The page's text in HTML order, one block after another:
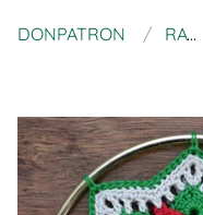
DONPATRON RAVELRY